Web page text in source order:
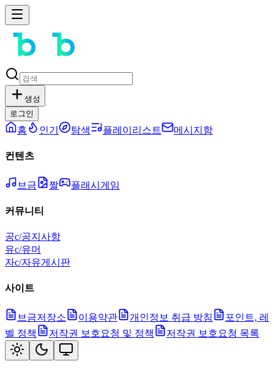
생성
로그인
홈 인기 탐색 플레이리스트 메시지함
컨텐츠
브금 짤 플래시게임
커뮤니티
공c/공지사항
유c/유머
자c/자유게시판
사이트
브금저장소 이용약관 개인정보 취급 방침
포인트, 레
벨 정책
저작권 보호요청 및 정책 저작권 보호요청 목록